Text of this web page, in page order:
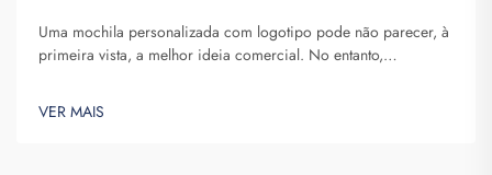
Uma mochila personalizada com logotipo pode não parecer, à
primeira vista, a melhor ideia comercial. No entanto,
produtos, com o objetivo de criar consciência da marca. Você
VER MAIS